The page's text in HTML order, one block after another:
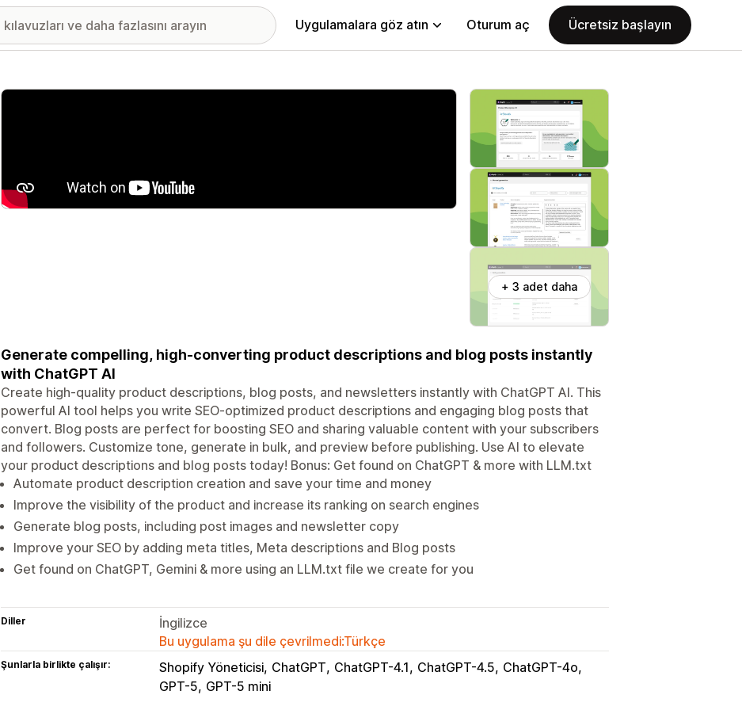
Uygulamalara göz atın Oturum aç Ücretsiz başlayın
Öne çıkan görsel galerisi
+ 3 adet daha
Generate compelling, high-converting product descriptions and blog posts instantly
with ChatGPT AI
Create high-quality product descriptions, blog posts, and newsletters instantly with ChatGPT AI. This
powerful AI tool helps you write SEO-optimized product descriptions and engaging blog posts that
convert. Blog posts are perfect for boosting SEO and sharing valuable content with your subscribers
and followers. Customize tone, generate in bulk, and preview before publishing. Use AI to elevate
your product descriptions and blog posts today! Bonus: Get found on ChatGPT & more with LLM.txt
Automate product description creation and save your time and money
Improve the visibility of the product and increase its ranking on search engines
Generate blog posts, including post images and newsletter copy
Improve your SEO by adding meta titles, Meta descriptions and Blog posts
Get found on ChatGPT, Gemini & more using an LLM.txt file we create for you
Diller
İngilizce
Bu uygulama şu dile çevrilmedi:Türkçe
Şunlarla birlikte çalışır: Shopify Yöneticisi ChatGPT ChatGPT-4.1 ChatGPT-4.5 ChatGPT-4o
GPT-5 GPT-5 mini